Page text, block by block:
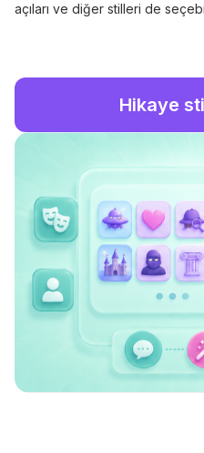
açıları ve diğer stilleri de
Hikaye